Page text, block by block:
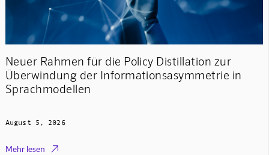
Neuer Rahmen für die Policy Distillation zur
Überwindung der Informationsasymmetrie in
Sprachmodellen
August 5, 2026
Mehr lesen 